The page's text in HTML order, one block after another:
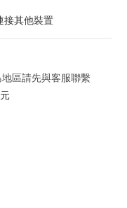
接其他裝置
區請先與客服聯繫